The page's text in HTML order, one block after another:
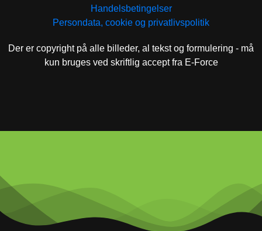
Handelsbetingelser
Persondata, cookie og privatlivspolitik
Der er copyright på alle billeder, al tekst og formulering - må
kun bruges ved skriftlig accept fra E-Force